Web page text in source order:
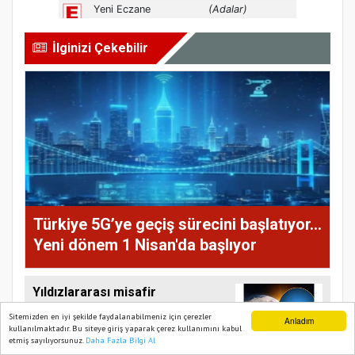
Anladım
Sitemizden en iyi şekilde faydalanabilmeniz için çerezler
kullanılmaktadır. Bu siteye giriş yaparak çerez kullanımını kabul
etmiş sayılıyorsunuz. Daha Fazla Bilgi Al
İlginizi Çekebilir
Türkiye 5G’ye geçiş sürecini başlatıyor...
Yeni dönem 1 Nisan'da başlıyor
Yıldızlararası misafir
uzaklaşıyor
Ana Sayfa Web TV